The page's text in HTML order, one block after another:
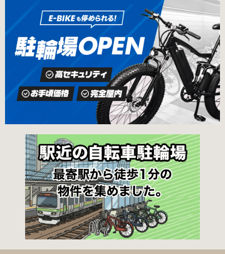
はこちら 堺市で撤去された場合 三国ヶ丘自転車
保管返還所 住所 堺区向陵東町1丁12-15 電話 三
国ヶ丘自転車保管返還所 最寄駅 南海高野線百舌
鳥八幡駅東出口 徒歩5分 返還の際に必要な書
類 返還料 1,500円 自転車の鍵 身分証明証 印鑑
堺市HPはこちら 吹田市で撤去された場合 片山
保管所 住所 吹田市片山町1丁目22番 電話 06-
6872-6136 最寄駅 JR線吹田駅北口 徒歩5分 返
還の際に必要な書類 返還料 3,000円 自転車の鍵
身分証明証
利用登録申請書を窓口に提出ではなく、Web上
での利用登録になります。 利用料金 登録手数料
不要です。 定期利用料金 西三荘駅駐輪センター
屋根あり 一般：2,100円／月 屋根あり 障害者：
1,000円／月 土居駅東自転車駐車場 屋根あり 一
般：2,000円／月 屋根あり 学生：1,800円／月
屋根あり 障害者：1,000円／月 各駐輪場で定期
利用料金が異なります。詳細は各駐輪場または
管理会社にお問い合わせください。 一時利用料
金 1日1回につき150円で利用することができま
す。 守口市HPはこちら 堺市の自転車駐輪場 利
用方法 利用登録申請書の提出 申請手続きは各自
転車駐輪場の管理事務所で行ってください。 利
用料金 登録手数料 不要です。 定期利用料金 立
体：地階・1階・2階 一般：2,090円／月 学生：
1,670円／月 減免：1,040円／月 立体：上記以
外 一般：1,570円／月 学生：1,250円／月 減
免：780円／月 平面：屋根あり 一般：1,880円
／月 学生：1,470円／月 減免：940円／月 平
面：屋根なし 一般：1,570円／月 学生：1,250
円／月 減免：780円／月 一時利用料金 1日110
円で利用することができます。 堺市HPはこちら
吹田市の自転車駐輪場 利用方法 利用登録申請書
の提出